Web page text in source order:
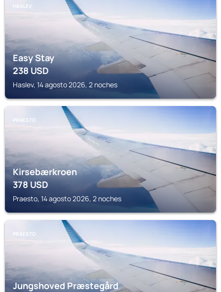
HASLEV
Easy Stay
238USD
Haslev, 14 agosto 2026, 2 noches
PRAESTO
Kirsebærkroen
378USD
Praesto, 14 agosto 2026, 2 noches
PRAESTO
Jungshoved Præstegård